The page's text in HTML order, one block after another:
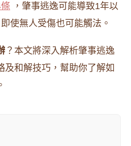
，肇事逃逸可能導致1年以
使無人受傷也可能觸法。
？本文將深入解析肇事逃逸
及和解技巧，幫助你了解如